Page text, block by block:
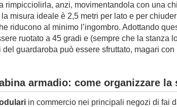
rimpicciolirla, anzi, movimentandola con una
misura ideale è 2,5 metri per lato e per
riducono al minimo l’ingombro. Adottando
ruotato a 45 gradi e (sempre che la stanza
del guardaroba può essere sfruttato, magari
armadio: come organizzare la
in commercio nei principali negozi di fai